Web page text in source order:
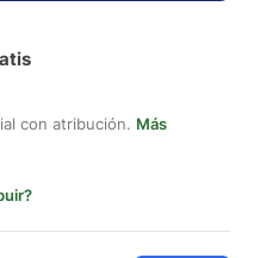
con atribución. Más